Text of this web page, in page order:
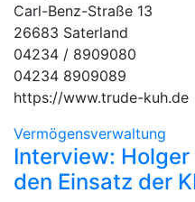
Carl-Benz-Straße 13
26683 Saterland
04234 / 8909080
04234 8909089
https://www.trude-kuh.de
Vermögensverwaltung
Interview:
den Einsatz der